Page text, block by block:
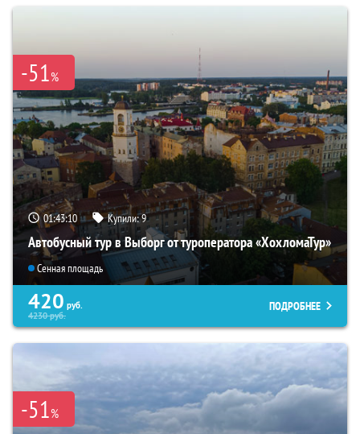
-51%
01:43:08 Купили:9
Автобусный тур в Выборг от туроператора «ХохломаТур»
Сенная площадь
420 руб.
4230руб.
ПОДРОБНЕЕ
-51%